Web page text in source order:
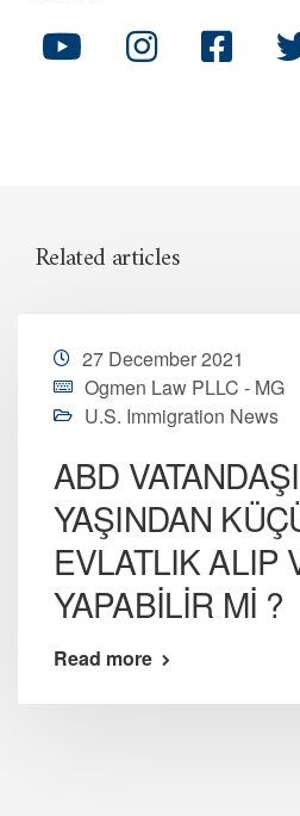
Related articles
27 December 2021
Ogmen Law PLLC - MG
U.S. Immigration News
ABD
YAŞINDAN
EVLATLIK ALIP
YAPABİLİR Mİ ?
Read more